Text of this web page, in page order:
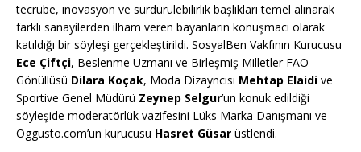
tecrübe, inovasyon ve sürdürülebilirlik başlıkları temel alınarak
farklı sanayilerden ilham veren bayanların konuşmacı olarak
katıldığı bir söyleşi gerçekleştirildi. SosyalBen Vakfının Kurucusu
Ece Çiftçi, Beslenme Uzmanı ve Birleşmiş Milletler FAO
Gönüllüsü Dilara Koçak, Moda Dizayncısı Mehtap Elaidi ve
Sportive Genel Müdürü Zeynep Selgur’un konuk edildiği
söyleşide moderatörlük vazifesini Lüks Marka Danışmanı ve
Oggusto.com’un kurucusu Hasret Güsar üstlendi.